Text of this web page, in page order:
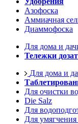
Азофоска
Аммиачная
Диаммофоска
Для дома и
Тележки
Для дома и
Для очистки
Die Salz
Для
Для